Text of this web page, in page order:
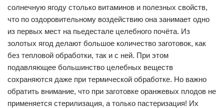
солнечную ягоду столько витаминов и полезных свойств,
что по оздоровительному воздействию она занимает одно
из первых мест на пьедестале целебного почёта. Из
золотых ягод делают большое количество заготовок, как
без тепловой обработки, так и с ней. При этом
подавляющее большинство целебных веществ
сохраняются даже при термической обработке. Но важно
обратить внимание, что при заготовке оранжевых плодов не
применяется стерилизация, а только пастеризация! Их